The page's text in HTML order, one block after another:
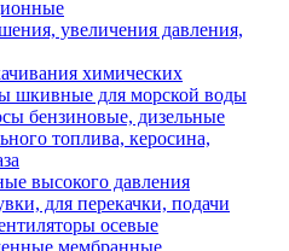
увеличения давления,
химических
шкивные для морской воды
бензиновые, дизельные
топлива, керосина,
высокого давления
для перекачки, подачи
осевые
мембранные